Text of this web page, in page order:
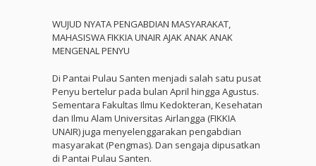
WUJUD NYATA PENGABDIAN MASYARAKAT,
MAHASISWA FIKKIA UNAIR AJAK ANAK ANAK
MENGENAL PENYU
Di Pantai Pulau Santen menjadi salah satu pusat
Penyu bertelur pada bulan April hingga Agustus.
Sementara Fakultas Ilmu Kedokteran, Kesehatan
dan Ilmu Alam Universitas Airlangga (FIKKIA
UNAIR) juga menyelenggarakan pengabdian
masyarakat (Pengmas). Dan sengaja dipusatkan
di Pantai Pulau Santen.